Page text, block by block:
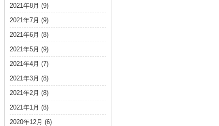
2021年8月 (9)
2021年7月 (9)
2021年6月 (8)
2021年5月 (9)
2021年4月 (7)
2021年3月 (8)
2021年2月 (8)
2021年1月 (8)
2020年12月 (6)